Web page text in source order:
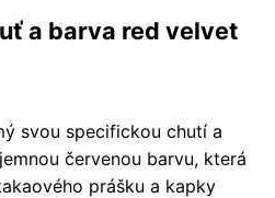
a barva red velvet
svou specifickou chutí a
červenou barvu, která
prášku a kapky